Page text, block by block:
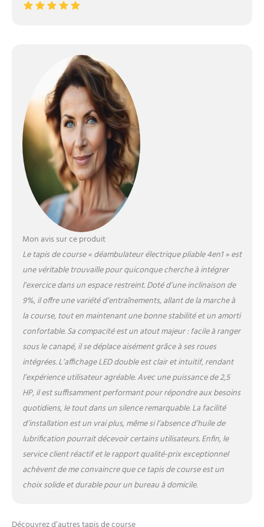
Mon avis sur ce produit
Le tapis de course « déambulateur électrique pliable 4en1 » est
une véritable trouvaille pour quiconque cherche à intégrer
l’exercice dans un espace restreint. Doté d’une inclinaison de
9%, il offre une variété d’entraînements, allant de la marche à
la course, tout en maintenant une bonne stabilité et un amorti
confortable. Sa compacité est un atout majeur : facile à ranger
sous le canapé, il se déplace aisément grâce à ses roues
intégrées. L’affichage LED double est clair et intuitif, rendant
l’expérience utilisateur agréable. Avec une puissance de 2,5
HP, il est suffisamment performant pour répondre aux besoins
quotidiens, le tout dans un silence remarquable. La facilité
d’installation est un vrai plus, même si l’absence d’huile de
lubrification pourrait décevoir certains utilisateurs. Enfin, le
service client réactif et le rapport qualité-prix exceptionnel
achèvent de me convaincre que ce tapis de course est un
choix solide et durable pour un bureau à domicile.